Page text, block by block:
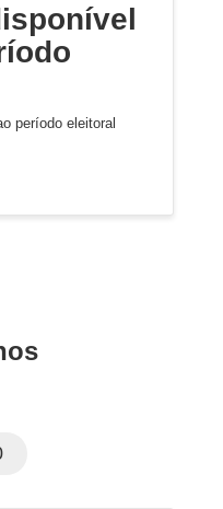
período eleitoral